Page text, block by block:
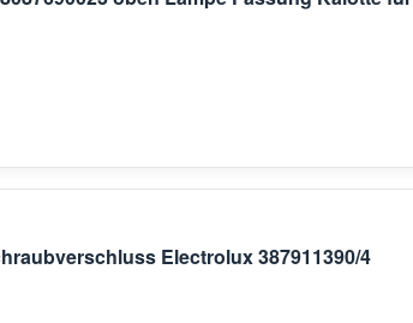
Electrolux 387911390/4